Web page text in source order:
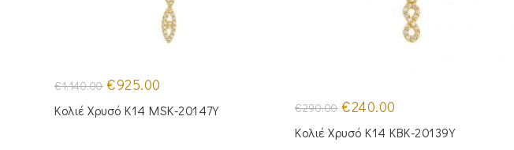
€1,140.00 Original
price
was:
€1,140.00.
€925.00
τιμή
είναι:
Κολιέ Χρυσό Κ14 MSK-20147Y €290.00 Original
price
was:
€290.00.
€240.00
τιμή
είναι:
Κολιέ Χρυσό Κ14 KBK-20139Y